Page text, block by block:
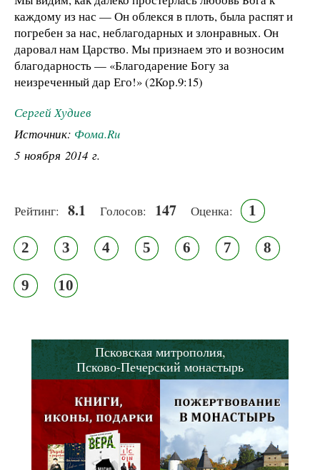
каждому из нас — Он облекся в плоть, была распят и
погребен за нас, неблагодарных и злонравных. Он
даровал нам Царство. Мы признаем это и возносим
благодарность — «Благодарение Богу за
неизреченный дар Его!» (2Кор.9:15)
Сергей Худиев
Источник: Фома.Ru
5 ноября 2014 г.
Рейтинг: 8.1 Голосов: 147 Оценка: 1
2 3 4 5 6 7 8
9 10
Псковская митрополия,
Псково-Печерский монастырь